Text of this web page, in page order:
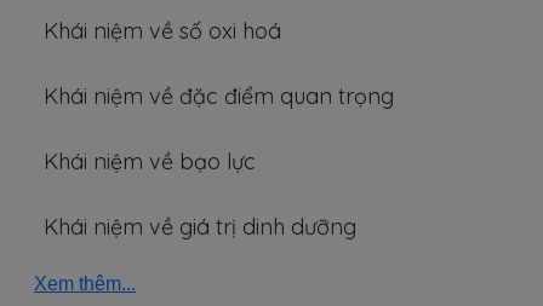
Khái niệm về số oxi hoá
Khái niệm về đặc điểm quan trọng
Khái niệm về bạo lực
Khái niệm về giá trị dinh dưỡng
Xem thêm...